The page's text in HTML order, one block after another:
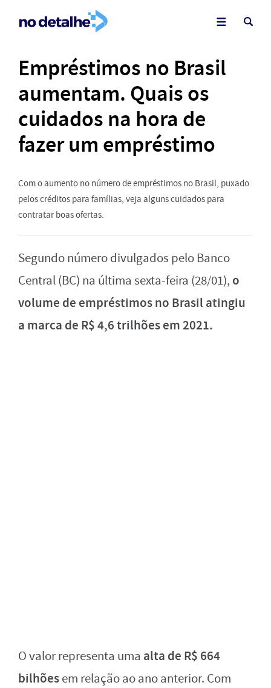
Empréstimos no Brasil
aumentam. Quais os
cuidados na hora de
fazer um empréstimo
Com o aumento no número de empréstimos no Brasil, puxado
pelos créditos para famílias, veja alguns cuidados para
contratar boas ofertas.
Segundo número divulgados pelo Banco
Central (BC) na última sexta-feira (28/01), o
volume de empréstimos no Brasil atingiu
a marca de R$ 4,6 trilhões em 2021.
O valor representa uma alta de R$ 664
bilhõesem relação ao ano anterior. Com